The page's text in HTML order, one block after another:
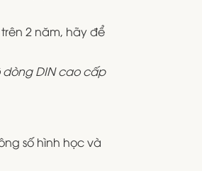
2 năm, hãy để
DIN cao cấp
số hình học và